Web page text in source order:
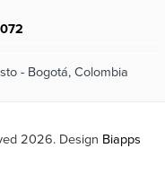
- Bogotá, Colombia
2026. Design Biapps